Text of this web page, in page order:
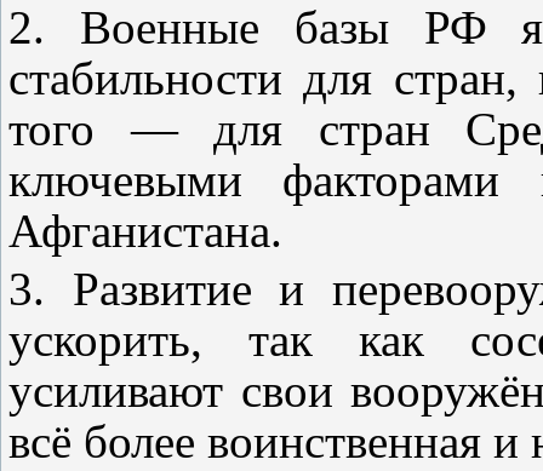
2. Военные базы РФ
стабильности для
того — для стран
ключевыми
Афганистана.
3. Развитие и
ускорить, так как
усиливают свои
всё более воинственная и